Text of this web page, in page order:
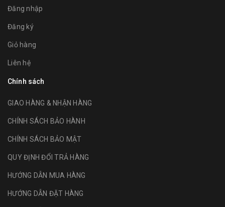
Đăng nhập
Đăng ký
Giỏ hàng
Liên hệ
Chính sách
GIAO HÀNG & NHẬN HÀNG
CHÍNH SÁCH BẢO HÀNH
CHÍNH SÁCH BẢO MẬT
QUY ĐỊNH ĐỔI TRẢ HÀNG
HƯỚNG DẪN MUA HÀNG
HƯỚNG DẪN ĐẶT HÀNG